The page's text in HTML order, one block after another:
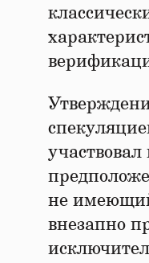
не
внезапно